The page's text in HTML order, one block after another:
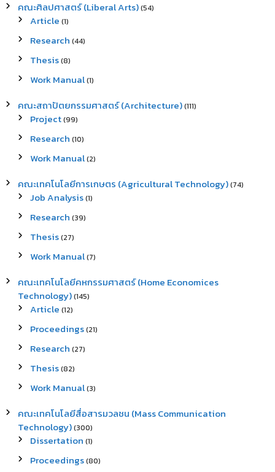
คณะศิลปศาสตร์ (Liberal Arts)(54)
Article (1)
Research (44)
Thesis(8)
Work Manual(1)
คณะสถาปัตยกรรมศาสตร์ (Architecture)(111)
Project(99)
Research (10)
Work Manual(2)
คณะเทคโนโลยีการเกษตร (Agricultural Technology)(74)
Job Analysis(1)
Research (39)
Thesis(27)
Work Manual(7)
คณะเทคโนโลยีคหกรรมศาสตร์ (Home Economices
Technology)(145)
Article (12)
Proceedings(21)
Research (27)
Thesis(82)
Work Manual(3)
คณะเทคโนโลยีสื่อสารมวลชน (Mass Communication
Technology)(300)
Dissertation (1)
Proceedings(80)